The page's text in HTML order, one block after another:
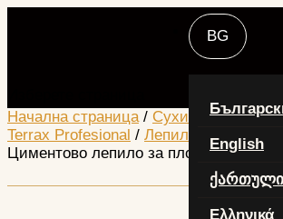
English
ქართული
Ελληνικά
Начална страница/ Сухи строителни
Terrax Profesional / Лепила
/ GBC
Циментово лепило за плочки клас